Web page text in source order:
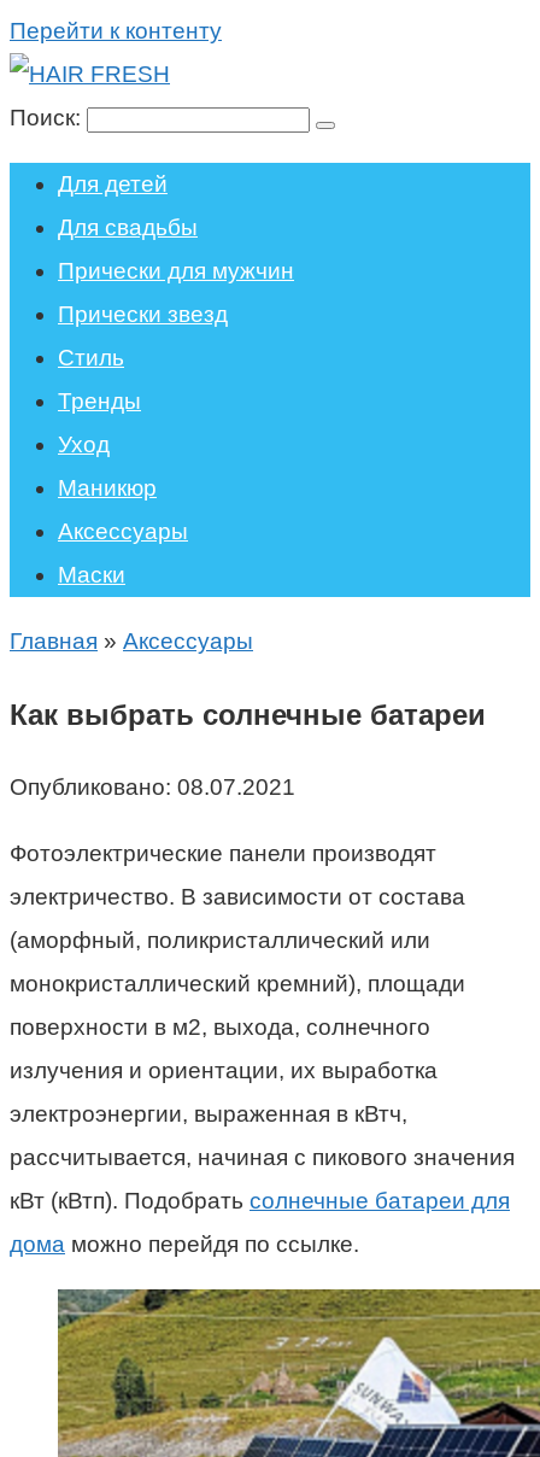
Перейти к контенту
Поиск:
Для детей
Для свадьбы
Прически для мужчин
Прически звезд
Стиль
Тренды
Уход
Маникюр
Аксессуары
Маски
Главная » Аксессуары
Как выбрать солнечные батареи
Опубликовано: 08.07.2021
Фотоэлектрические панели производят
электричество. В зависимости от состава
(аморфный, поликристаллический или
монокристаллический кремний), площади
поверхности в м2, выхода, солнечного
излучения и ориентации, их выработка
электроэнергии, выраженная в кВтч,
рассчитывается, начиная с пикового значения
кВт (кВтп). Подобрать солнечные батареи для
дома можно перейдя по ссылке.